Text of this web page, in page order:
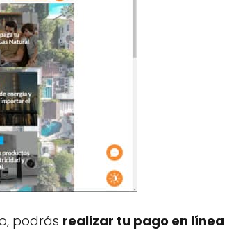
podrás realizar tu pago en línea